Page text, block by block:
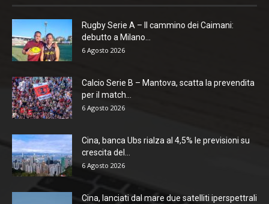
Rugby Serie A – Il cammino dei Caimani:
debutto a Milano...
6 Agosto 2026
Calcio Serie B – Mantova, scatta la prevendita
per il match...
6 Agosto 2026
Cina, banca Ubs rialza al 4,5% le previsioni su
crescita del...
6 Agosto 2026
Cina, lanciati dal mare due satelliti iperspettrali